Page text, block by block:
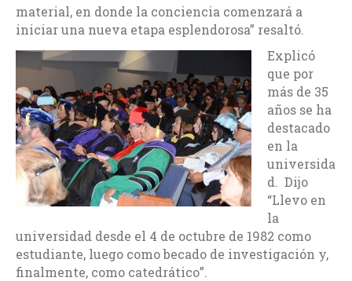
material, en donde la conciencia comenzará a
iniciar una nueva etapa esplendorosa” resaltó.
Explicó
que por
más de 35
años se ha
destacado
en la
universida
d. Dijo
“Llevo en
la
universidad desde el 4 de octubre de 1982 como
estudiante, luego como becado de investigación y,
finalmente, como catedrático”.